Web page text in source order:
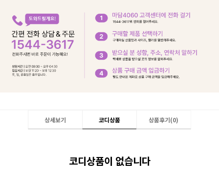
상세보기 코디상품 상품후기(0)
코디상품이 없습니다